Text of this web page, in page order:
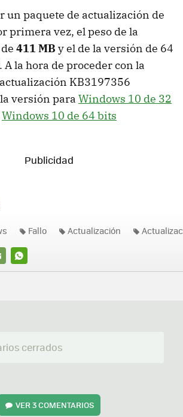
un paquete de actualización de
primera vez, el peso de la
411 MB y el de la versión de 64
. A la hora de proceder con la
KB3197356
versión para Windows 10 de 32
Windows 10 de 64 bits
WHATSAPP
Fallo Actualización
cerrados
VER3 COMENTARIOS